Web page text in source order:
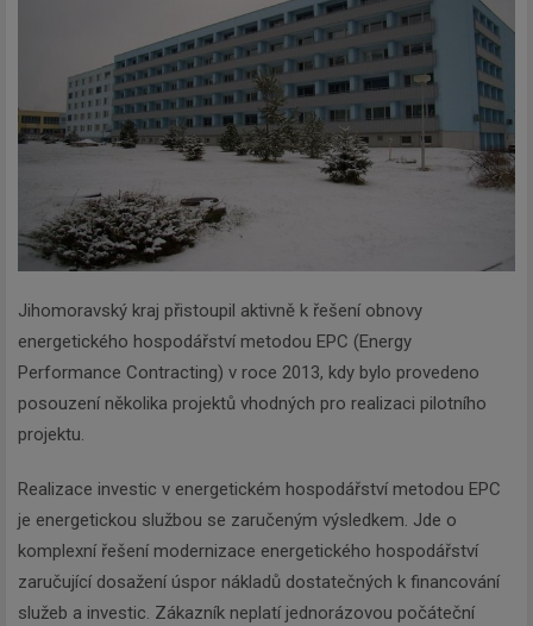
Jihomoravský kraj přistoupil aktivně k řešení obnovy
energetického hospodářství metodou EPC (Energy
Performance Contracting) v roce 2013, kdy bylo provedeno
posouzení několika projektů vhodných pro realizaci pilotního
projektu.
Realizace investic v energetickém hospodářství metodou EPC
je energetickou službou se zaručeným výsledkem. Jde o
komplexní řešení modernizace energetického hospodářství
zaručující dosažení úspor nákladů dostatečných k financování
služeb a investic. Zákazník neplatí jednorázovou počáteční